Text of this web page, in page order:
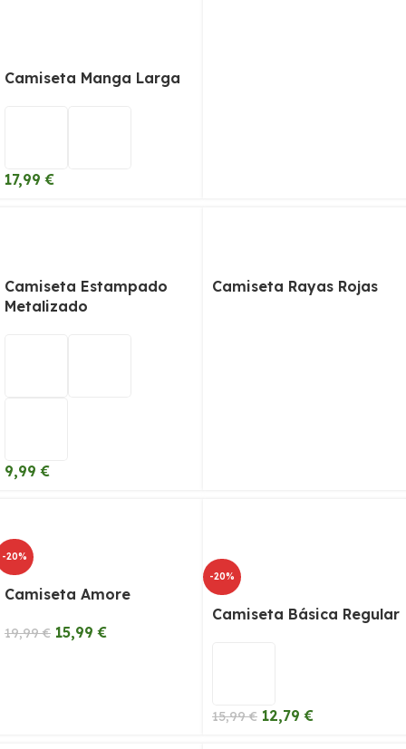
Camiseta Manga Larga
17,99€
Camiseta Estampado
Metalizado
9,99€
Camiseta Rayas Rojas
-20%
Camiseta Amore
19,99€ 15,99€
-20%
Camiseta Básica Regular
15,99€ 12,79€